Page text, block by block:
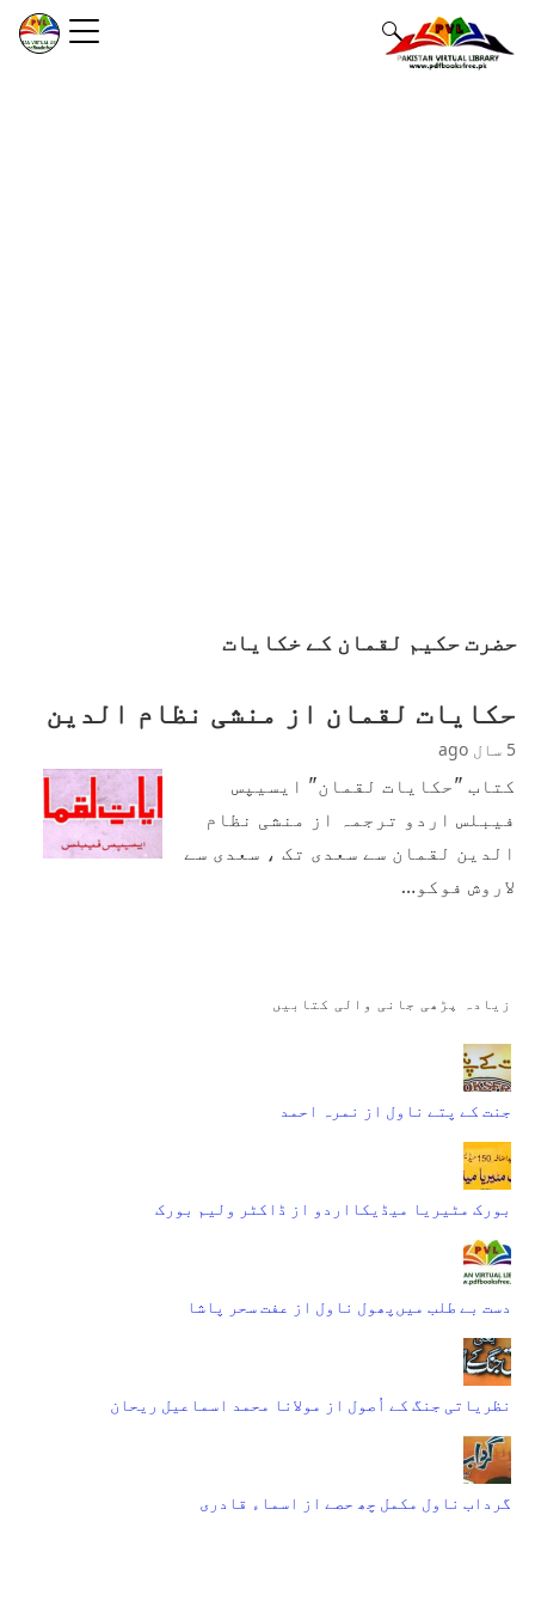
حضرت حکیم لقمان کے خکایات
حکایات لقمان از منشی نظام الدین
5 سال ago
کتاب "حکایات لقمان" ایسیپس
فیبلس اردو ترجمہ از منشی نظام
الدین لقمان سے سعدی تک ، سعدی سے
لاروش فوکو…
زیادہ پڑھی جانی والی کتابیں
جنت کے پتے ناول از نمرہ احمد
بورک مٹیریا میڈیکااردو از ڈاکٹر ولیم بورک
دست بے طلب میں‌پھول ناول از عفت سحر پاشا
نظریاتی جنگ کے اُصول از مولانا محمد اسماعیل ریحان
گرداب ناول مکمل چھ حصے از اسماء قادری